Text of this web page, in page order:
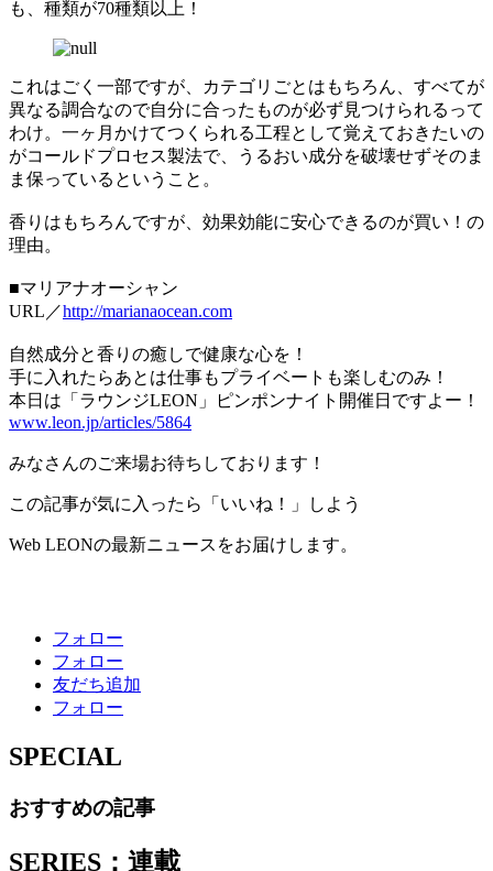
も、種類が70種類以上！
これはごく一部ですが、カテゴリごとはもちろん、すべてが
異なる調合なので自分に合ったものが必ず見つけられるって
わけ。一ヶ月かけてつくられる工程として覚えておきたいの
がコールドプロセス製法で、うるおい成分を破壊せずそのま
ま保っているということ。
香りはもちろんですが、効果効能に安心できるのが買い！の
理由。
■マリアナオーシャン
URL／http://marianaocean.com
自然成分と香りの癒しで健康な心を！
手に入れたらあとは仕事もプライベートも楽しむのみ！
本日は「ラウンジLEON」ピンポンナイト開催日ですよー！
www.leon.jp/articles/5864
みなさんのご来場お待ちしております！
この記事が気に入ったら「いいね！」しよう
Web LEONの最新ニュースをお届けします。
フォロー
フォロー
友だち追加
フォロー
SPECIAL
おすすめの記事
SERIES：連載